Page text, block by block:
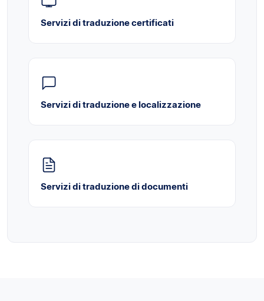
Servizi di traduzione certificati
Servizi di traduzione e localizzazione
Servizi di traduzione di documenti